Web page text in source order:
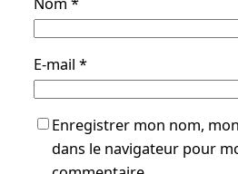
E-mail *
Enregistrer mon nom,
dans le navigateur pour